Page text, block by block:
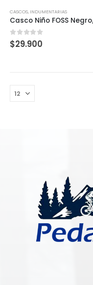
CASCOS, INDUMENTARIAS
0 out of 5
$29.900